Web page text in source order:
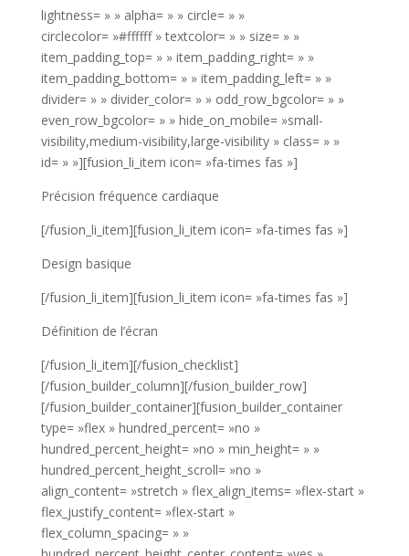
lightness= » » alpha= » » circle= » »
circlecolor= »#ffffff » textcolor= » » size= » »
item_padding_top= » » item_padding_right= » »
item_padding_bottom= » » item_padding_left= » »
divider= » » divider_color= » » odd_row_bgcolor= » »
even_row_bgcolor= » » hide_on_mobile= »small-
visibility,medium-visibility,large-visibility » class= » »
id= » »][fusion_li_item icon= »fa-times fas »]
Précision fréquence cardiaque
[/fusion_li_item][fusion_li_item icon= »fa-times fas »]
Design basique
[/fusion_li_item][fusion_li_item icon= »fa-times fas »]
Définition de l’écran
[/fusion_li_item][/fusion_checklist]
[/fusion_builder_column][/fusion_builder_row]
[/fusion_builder_container][fusion_builder_container
type= »flex » hundred_percent= »no »
hundred_percent_height= »no » min_height= » »
hundred_percent_height_scroll= »no »
align_content= »stretch » flex_align_items= »flex-start »
flex_justify_content= »flex-start »
flex_column_spacing= » »